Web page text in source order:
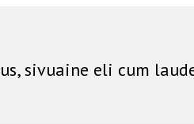
sivuaine eli cum